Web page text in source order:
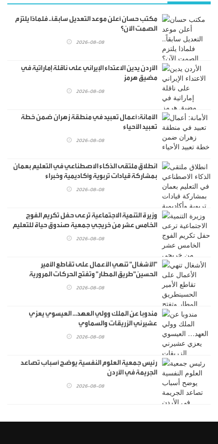
مكتب حسان أعلن موعد التعديل سابقاً.. فلماذا يلتزم
الصمت الآن؟
2026-08-08
الأردن يدين الاعتداء الإيراني على ناقلة إماراتية في
مضيق هرمز
2026-08-08
الأمانة: أعمال تعبيد في منطقة زهران ضمن خطة
تعبيد الأحياء
2026-08-08
انطلاق ملتقى الذكاء الاصطناعي في التعليم بعمان
بمشاركة قيادات تربوية وأكاديمية وخبراء
2026-08-08
وزيرة التنمية الاجتماعية ترعى حفل تكريم الفوج
الخامس عشر من خريجي جمعية صندوق حياة للتعليم
2026-08-08
"الأشغال" تنهي الأعمال على تقاطع الأمير
الحسين"طريق المطار" وتفتح الحركات المرورية
2026-08-08
مندوبا عن الملك وولي العهد… العيسوي يعزي
عشيرني الزريقات والسماوي
2026-08-08
رئيس جمعية العلوم النفسية يوضح أسباب تصاعد
الجريمة في الأردن
2026-08-08